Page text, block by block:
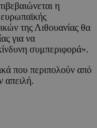
η
ευρωπαϊκής
της Λιθουανίας θα
για να
συμπεριφορά».
που περιπολούν από
απειλή.